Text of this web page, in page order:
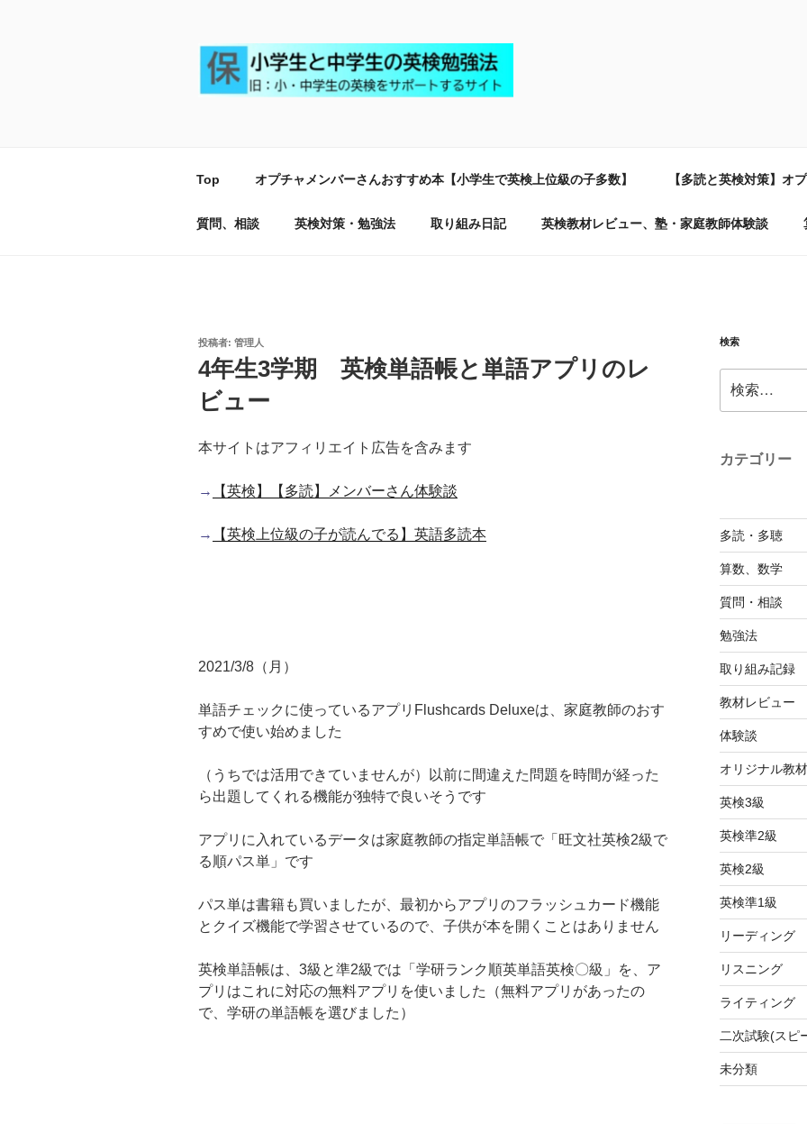
Top オプチャメンバーさんおすすめ本【小学生で英検上位級の子多数】 【多読と英検対策】オ
質問、相談 英検対策・勉強法 取り組み日記 英検教材レビュー、塾・家庭教師体験談
投
日:
投稿者: 管理人
4年生3学期 英検単語帳と単語アプリのレ
ビュー
本サイトはアフィリエイト広告を含みます
→ 【英検】【多読】メンバーさん体験談
→ 【英検上位級の子が読んでる】英語多読本
2021/3/8（月）
単語チェックに使っているアプリFlushcards Deluxeは、家庭教師のおす
すめで使い始めました
（うちでは活用できていませんが）以前に間違えた問題を時間が経った
ら出題してくれる機能が独特で良いそうです
アプリに入れているデータは家庭教師の指定単語帳で「旺文社英検2級で
る順パス単」です
パス単は書籍も買いましたが、最初からアプリのフラッシュカード機能
とクイズ機能で学習させているので、子供が本を開くことはありません
英検単語帳は、3級と準2級では「学研ランク順英単語英検〇級」を、ア
プリはこれに対応の無料アプリを使いました（無料アプリがあったの
で、学研の単語帳を選びました）
検索
索:
カテゴリー
多読・多聴
算数、数学
質問・相談
勉強法
取り組み記録
教材レビュー
体験談
オリジナル教材
英検3級
英検準2級
英検2級
英検準1級
リーディング
リスニング
ライティング
二次試験(スピ
未分類